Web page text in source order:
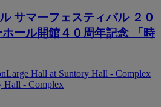
サマーフェスティバル ２０
ホール開館４０周年記念 「時
Large Hall at Suntory Hall - Complex
Hall - Complex